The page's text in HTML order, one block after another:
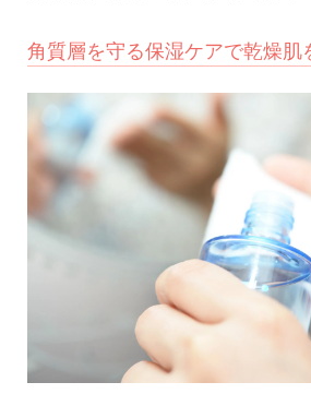
角質層を守る保湿ケアで乾燥肌